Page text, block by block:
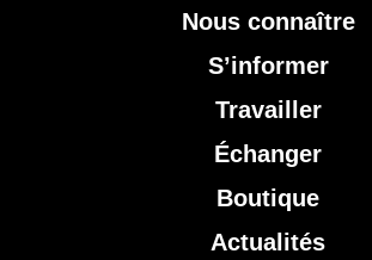
Nous connaître
S’informer
Travailler
Échanger
Boutique
Actualités